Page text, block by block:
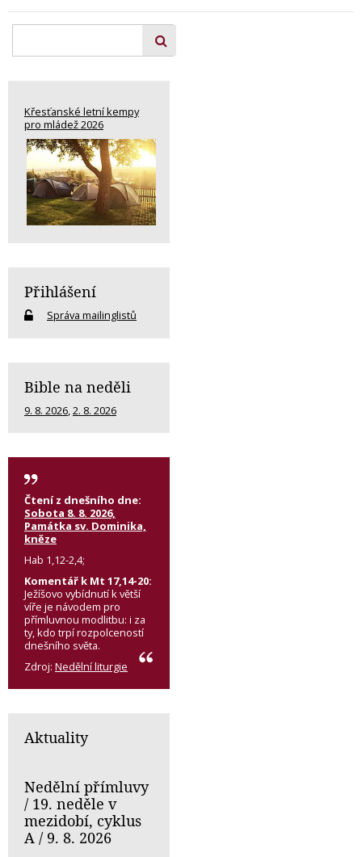
Křesťanské letní kempy
pro mládež 2026
Přihlášení
Správa mailinglistů
Bible na neděli
9. 8. 2026,2. 8. 2026
Čtení z dnešního dne:
Sobota 8. 8. 2026,
Památka sv. Dominika,
kněze
Hab 1,12-2,4;
Komentář k Mt 17,14-20:
Ježíšovo vybídnutí k větší
víře je návodem pro
přímluvnou modlitbu: i za
ty, kdo trpí rozpolceností
dnešního světa.
Zdroj: Nedělní liturgie
Aktuality
Nedělní přímluvy
/ 19. neděle v
mezidobí, cyklus
A / 9. 8. 2026